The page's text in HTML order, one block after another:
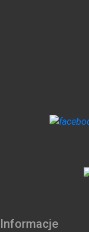
Informacje